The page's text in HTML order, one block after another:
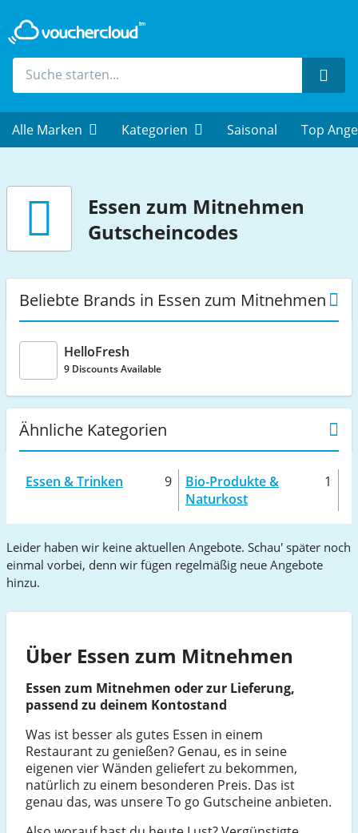
Alle Marken Kategorien Saisonal Top
Essen zum Mitnehmen
Gutscheincodes
Beliebte Brands in Essen zum Mitnehmen
HelloFresh
9 Discounts Available
Ähnliche Kategorien
Essen & Trinken 9
Bio-Produkte &
Naturkost
1
Leider haben wir keine aktuellen Angebote. Schau' später noch
einmal vorbei, denn wir fügen regelmäßig neue Angebote
hinzu.
Über Essen zum Mitnehmen
Essen zum Mitnehmen oder zur Lieferung,
passend zu deinem Kontostand
Was ist besser als gutes Essen in einem
Restaurant zu genießen? Genau, es in seine
eigenen vier Wänden geliefert zu bekommen,
natürlich zu einem besonderen Preis. Das ist
genau das, was unsere To go Gutscheine anbieten.